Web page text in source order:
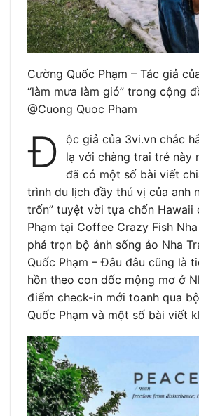
Cường Quốc Phạm – Tác giả
“làm mưa làm gió” trong cộng
@Cuong Quoc Pham
Đ
ộc giả của 3vi.vn chắc
lạ với chàng trai trẻ này
đã có một số bài viết
trình du lịch đầy thú vị của anh
trốn” tuyệt vời tựa chốn Hawaii
Phạm tại Coffee Crazy Fish
phá trọn bộ ảnh sống ảo Nha
Quốc Phạm – Đâu đâu cũng là
hồn theo con dốc mộng mơ ở
điểm check-in mới toanh qua
Quốc Phạm và một số bài viết